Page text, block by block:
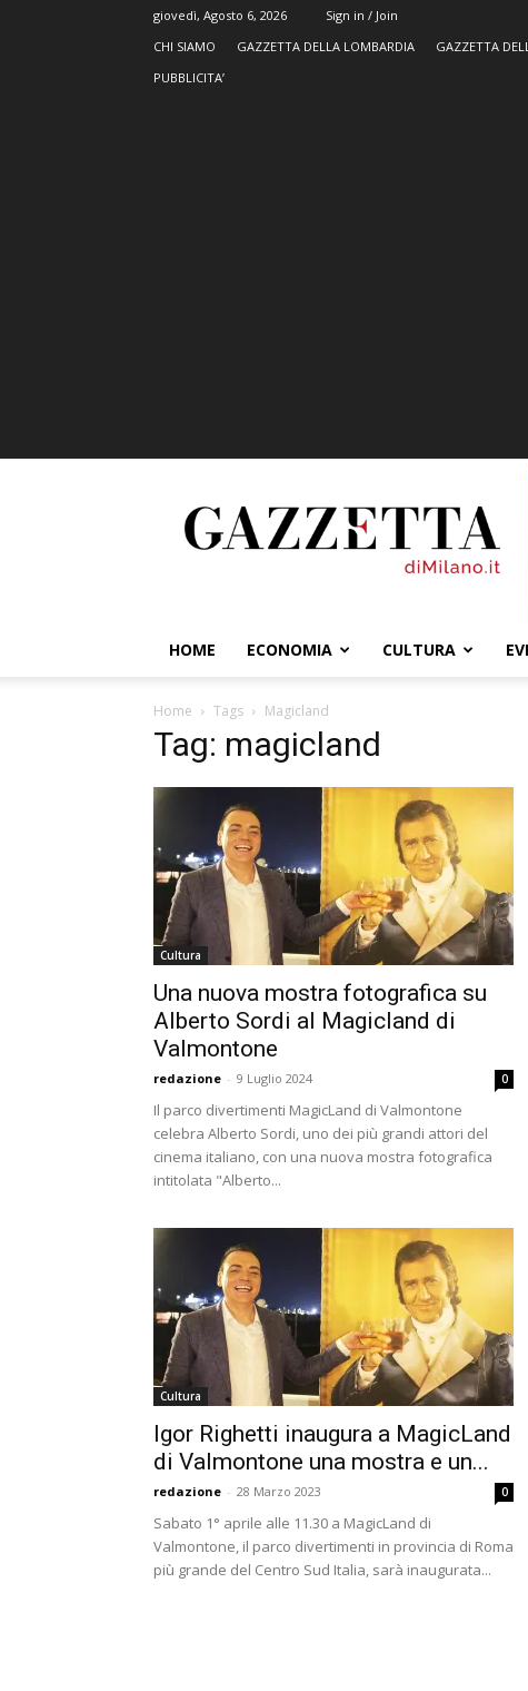
giovedì, Agosto 6, 2026
Sign in / Join
CHI SIAMO
GAZZETTA DELLA LOMBARDIA GAZZETTA
PUBBLICITA’
HOME ECONOMIA CULTURA
Home Tags Magicland
Tag: magicland
Cultura
Una nuova mostra fotografica su
Alberto Sordi al Magicland di
Valmontone
redazione - 9 Luglio 2024 0
Il parco divertimenti MagicLand di Valmontone
celebra Alberto Sordi, uno dei più grandi attori del
cinema italiano, con una nuova mostra fotografica
intitolata "Alberto...
Cultura
Igor Righetti inaugura a MagicLand
di Valmontone una mostra e un...
redazione - 28 Marzo 2023 0
Sabato 1° aprile alle 11.30 a MagicLand di
Valmontone, il parco divertimenti in provincia di Roma
più grande del Centro Sud Italia, sarà inaugurata...